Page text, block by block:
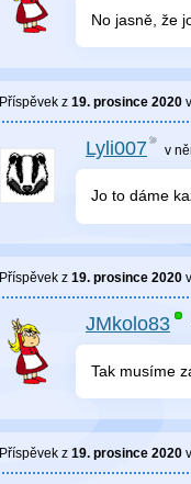
No jasně, že
Příspěvek z 19. prosince 2020 v
Lyli007 v
Jo to dáme
Příspěvek z 19. prosince 2020 v
JMkolo83
Tak musíme
Příspěvek z 19. prosince 2020 v